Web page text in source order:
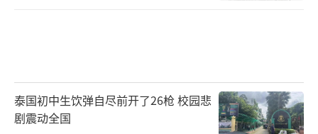
泰国初中生饮弹自尽前开了26枪 校园悲
剧震动全国